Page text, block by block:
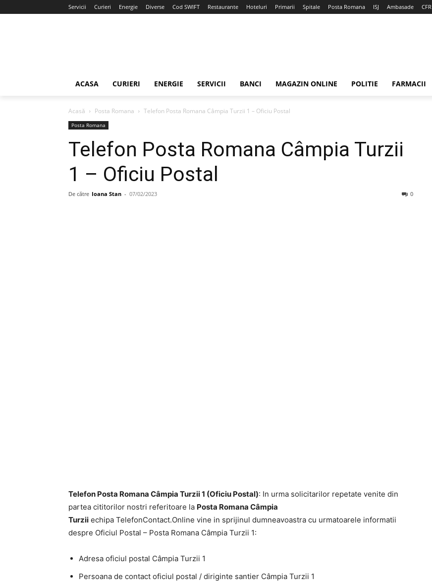
Servicii Curieri Energie Diverse Cod SWIFT Restaurante Hoteluri Primarii Spitale Posta Romana ISJ Ambasade CFR
ACASA CURIERI ENERGIE SERVICII BANCI MAGAZIN ONLINE POLITIE FARMACII
Acasă Posta Romana Telefon Posta Romana Câmpia Turzii 1 – Oficiu Postal
Posta Romana
Telefon Posta Romana Câmpia Turzii
1 – Oficiu Postal
De către Ioana Stan - 07/02/2023 0
Telefon Posta Romana Câmpia Turzii 1 (Oficiu Postal): In urma solicitarilor repetate venite din
partea cititorilor nostri referitoare la Posta Romana Câmpia
Turzii echipa TelefonContact.Online vine in sprijinul dumneavoastra cu urmatoarele informatii
despre Oficiul Postal – Posta Romana Câmpia Turzii 1:
Adresa oficiul postal Câmpia Turzii 1
Persoana de contact oficiul postal / diriginte santier Câmpia Turzii 1